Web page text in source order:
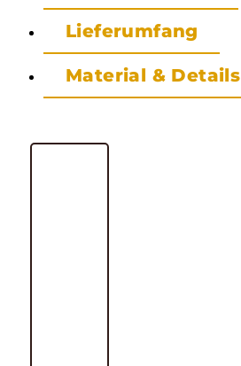
Lieferumfang
Material & Details